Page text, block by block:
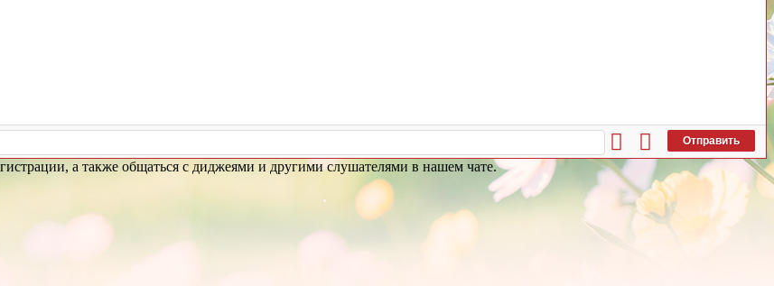
Отправить
а также общаться с диджеями и другими слушателями в нашем чате.